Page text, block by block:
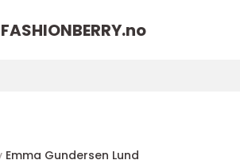
FASHIONBERRY.no
Emma Gundersen Lund